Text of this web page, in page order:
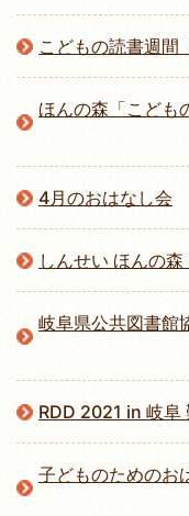
こどもの読書週間
ほんの森「こどもの読書
4月のおはなし会
しんせい ほんの
岐阜県公共図書館協
RDD 2021 in 岐
子どものためのおはな